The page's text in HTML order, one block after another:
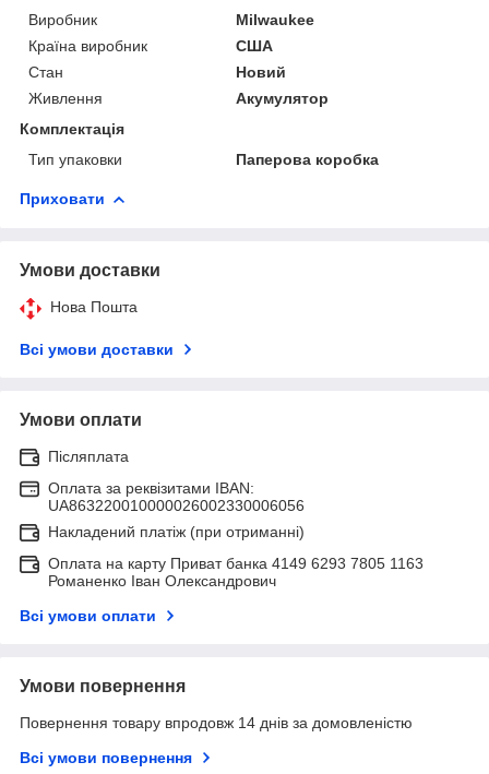
Виробник
Milwaukee
Країна виробник
США
Стан
Новий
Живлення
Акумулятор
Комплектація
Тип упаковки
Паперова коробка
Приховати
Умови доставки
Нова Пошта
Всі умови доставки
Умови оплати
Післяплата
Оплата за реквізитами IBAN:
UA863220010000026002330006056
Накладений платіж (при отриманні)
Оплата на карту Приват банка 4149 6293 7805 1163
Романенко Іван Олександрович
Всі умови оплати
Умови повернення
Повернення товару впродовж 14 днів за домовленістю
Всі умови повернення